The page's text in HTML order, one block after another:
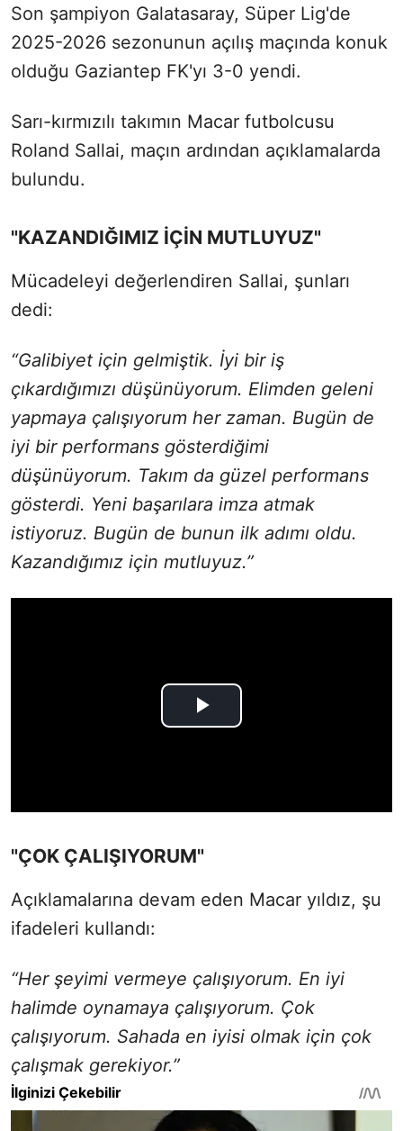
Son şampiyon Galatasaray, Süper Lig'de
2025-2026 sezonunun açılış maçında konuk
olduğu Gaziantep FK'yı 3-0 yendi.
Sarı-kırmızılı takımın Macar futbolcusu
Roland Sallai, maçın ardından açıklamalarda
bulundu.
"KAZANDIĞIMIZ İÇİN MUTLUYUZ"
Mücadeleyi değerlendiren Sallai, şunları
dedi:
“Galibiyet için gelmiştik. İyi bir iş
çıkardığımızı düşünüyorum. Elimden geleni
yapmaya çalışıyorum her zaman. Bugün de
iyi bir performans gösterdiğimi
düşünüyorum. Takım da güzel performans
gösterdi. Yeni başarılara imza atmak
istiyoruz. Bugün de bunun ilk adımı oldu.
Kazandığımız için mutluyuz.”
"ÇOK ÇALIŞIYORUM"
Açıklamalarına devam eden Macar yıldız, şu
ifadeleri kullandı:
“Her şeyimi vermeye çalışıyorum. En iyi
halimde oynamaya çalışıyorum. Çok
çalışıyorum. Sahada en iyisi olmak için çok
çalışmak gerekiyor.”